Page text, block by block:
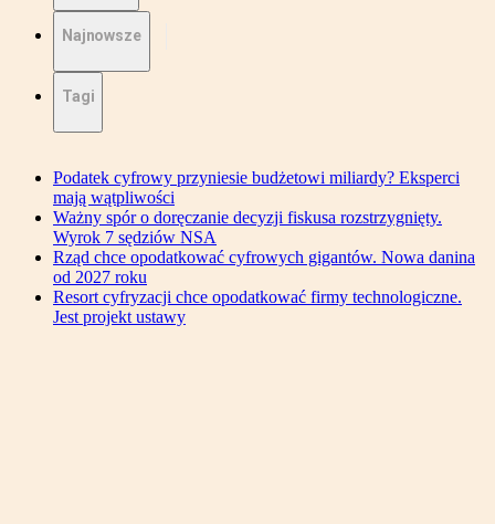
Najnowsze
Tagi
Podatek cyfrowy przyniesie budżetowi miliardy? Eksperci
mają wątpliwości
Ważny spór o doręczanie decyzji fiskusa rozstrzygnięty.
Wyrok 7 sędziów NSA
Rząd chce opodatkować cyfrowych gigantów. Nowa danina
od 2027 roku
Resort cyfryzacji chce opodatkować firmy technologiczne.
Jest projekt ustawy